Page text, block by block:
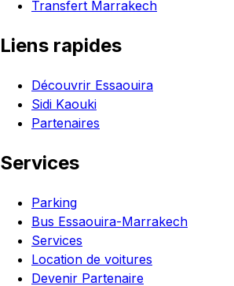
Transfert Marrakech
Liens rapides
Découvrir Essaouira
Sidi Kaouki
Partenaires
Services
Parking
Bus Essaouira-Marrakech
Services
Location de voitures
Devenir Partenaire